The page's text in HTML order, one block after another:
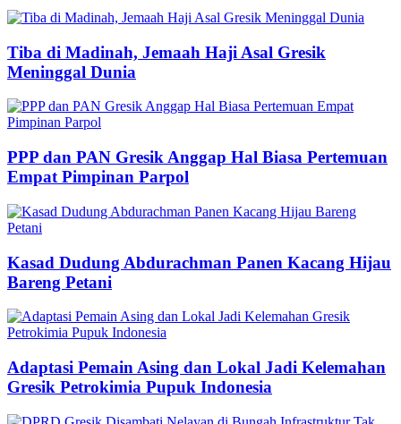
Tiba di Madinah, Jemaah Haji Asal Gresik
Meninggal Dunia
PPP dan PAN Gresik Anggap Hal Biasa Pertemuan
Empat Pimpinan Parpol
Kasad Dudung Abdurachman Panen Kacang Hijau
Bareng Petani
Adaptasi Pemain Asing dan Lokal Jadi Kelemahan
Gresik Petrokimia Pupuk Indonesia